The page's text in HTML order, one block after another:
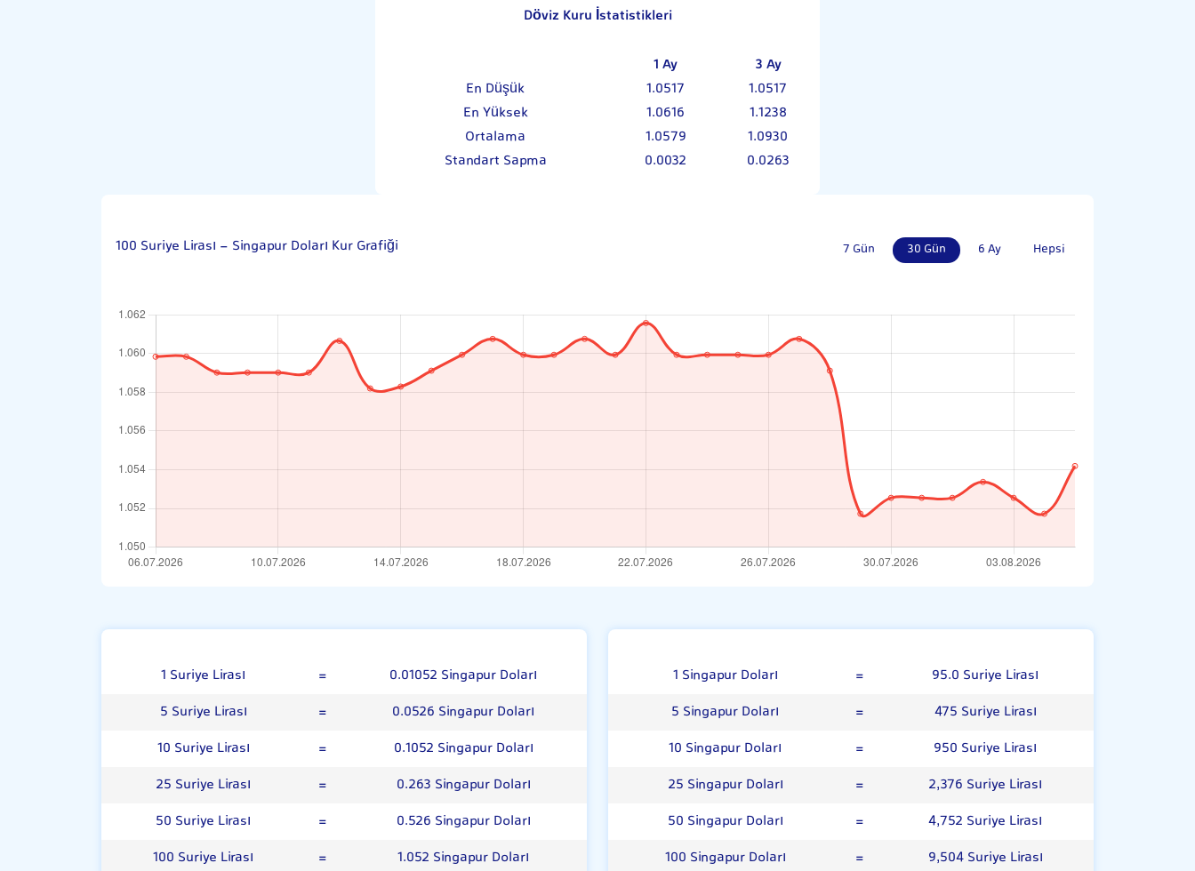
Döviz Kuru İstatistikleri
1 Ay
3 Ay
En Düşük
1.0517
1.0517
En Yüksek
1.0616
1.1238
Ortalama
1.0579
1.0930
Standart Sapma
0.0032 0.0263
100 Suriye Lirası - Singapur Doları Kur Grafiği 7 Gün 30 Gün 6 Ay Hepsi
1 Suriye Lirası =
0.01052 Singapur Doları
5 Suriye Lirası
=
0.0526 Singapur Doları
10 Suriye Lirası
=
0.1052 Singapur Doları
25 Suriye Lirası
=
0.263 Singapur Doları
50 Suriye Lirası
=
0.526 Singapur Doları
100 Suriye Lirası
=
1.052 Singapur Doları
1 Singapur Doları =
95.0 Suriye Lirası
5 Singapur Doları
=
475 Suriye Lirası
10 Singapur Doları
=
950 Suriye Lirası
25 Singapur Doları
=
2,376 Suriye Lirası
50 Singapur Doları
=
4,752 Suriye Lirası
100 Singapur Doları
=
9,504 Suriye Lirası